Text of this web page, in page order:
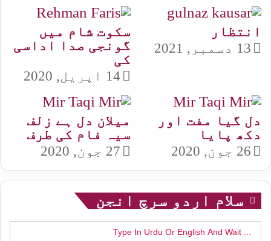
انتظار
13 دسمبر, 2021
سکوت شام میں
گونجی صدا اداسی
کی
14 اپریل, 2020
دل گیا مفت اور
دکھ پایا
26 جون, 2020
میلان دل ہے زلف
سیہ فام کی طرف
27 جون, 2020
سلام اردو سرچ انجن
Search